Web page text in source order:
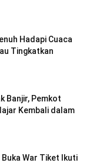
Hadapi Cuaca
Tingkatkan
Banjir, Pemkot
Kembali dalam
War Tiket Ikuti